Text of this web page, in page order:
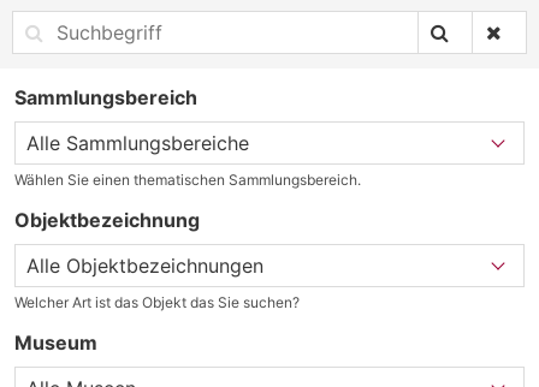
Sammlungsbereich
Wählen Sie einen thematischen Sammlungsbereich.
Objektbezeichnung
Welcher Art ist das Objekt das Sie suchen?
Museum